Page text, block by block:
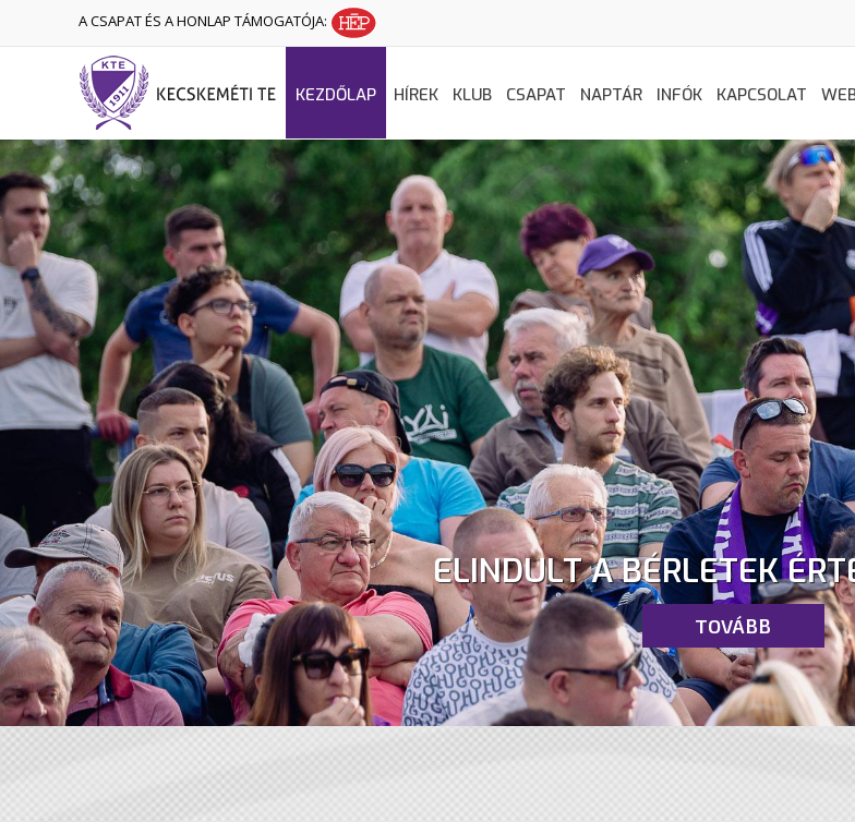
A CSAPAT ÉS A HONLAP TÁMOGATÓJA:
KEZDŐLAP HÍREK KLUB CSAPAT NAPTÁR INFÓK KAPCSOLAT
ELINDULT A BÉRLETEK
TOVÁBB